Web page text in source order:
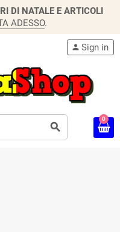
DI NATALE E ARTICOLI
ADESSO.
search
person Sign in
0